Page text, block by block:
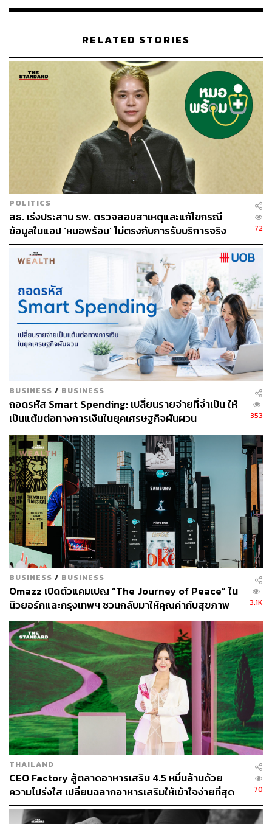
RELATED STORIES
POLITICS
สธ. เร่งประสาน รพ. ตรวจสอบสาเหตุและแก้ไขกรณี
ข้อมูลในแอป ‘หมอพร้อม’ ไม่ตรงกับการรับบริการจริง
72
BUSINESS / BUSINESS
ถอดรหัส Smart Spending: เปลี่ยนรายจ่ายที่จำเป็น ให้
เป็นแต้มต่อทางการเงินในยุคเศรษฐกิจผันผวน
353
BUSINESS / BUSINESS
Omazz เปิดตัวแคมเปญ “The Journey of Peace” ใน
นิวยอร์กและกรุงเทพฯ ชวนกลับมาให้คุณค่ากับสุขภาพ
และความสงบ
3.1K
THAILAND
CEO Factory สู้ตลาดอาหารเสริม 4.5 หมื่นล้านด้วย
ความโปร่งใส เปลี่ยนฉลากอาหารเสริมให้เข้าใจง่ายที่สุด
[ADVERTORIAL]
70